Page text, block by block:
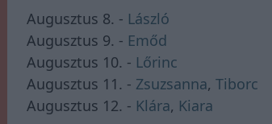
Augusztus 8. - László
Augusztus 9. - Emőd
Augusztus 10. - Lőrinc
Augusztus 11. - Zsuzsanna, Tiborc
Augusztus 12. - Klára, Kiara